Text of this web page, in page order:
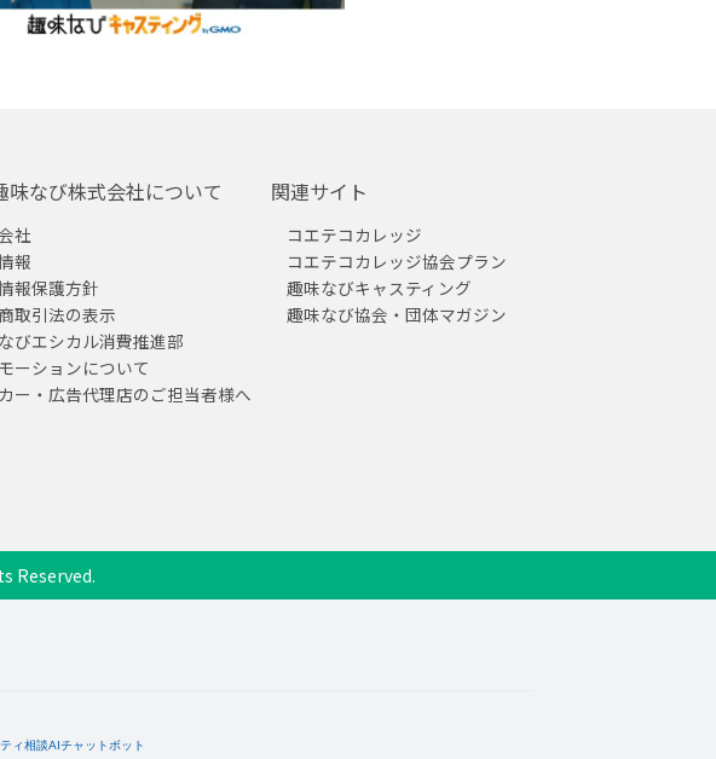
味なび株式会社について
社
報
報保護方針
取引法の表示
びエシカル消費推進部
ーションについて
ー・広告代理店のご担当者様へ
関連サイト
コエテコカレッジ
コエテコカレッジ協会プラン
趣味なびキャスティング
趣味なび協会・団体マガジン
Reserved.